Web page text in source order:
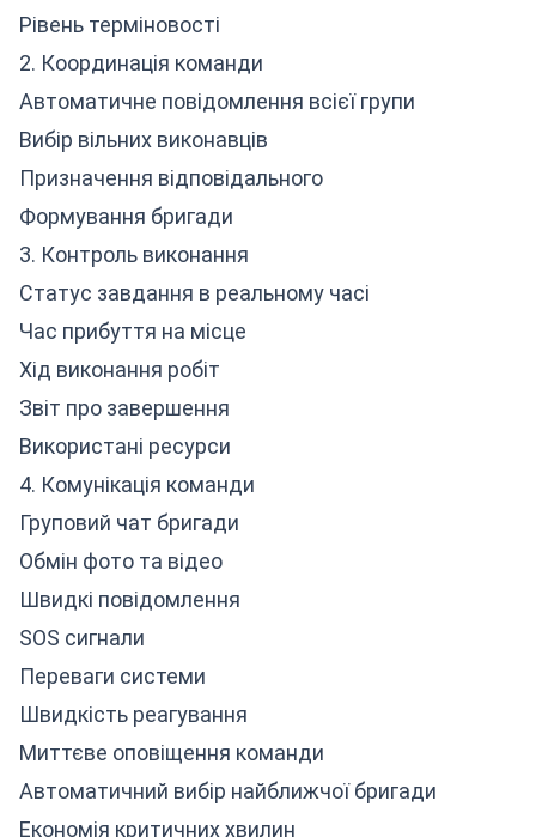
Рівень терміновості
2. Координація команди
Автоматичне повідомлення всієї групи
Вибір вільних виконавців
Призначення відповідального
Формування бригади
3. Контроль виконання
Статус завдання в реальному часі
Час прибуття на місце
Хід виконання робіт
Звіт про завершення
Використані ресурси
4. Комунікація команди
Груповий чат бригади
Обмін фото та відео
Швидкі повідомлення
SOS сигнали
Переваги системи
Швидкість реагування
Миттєве оповіщення команди
Автоматичний вибір найближчої бригади
Економія критичних хвилин